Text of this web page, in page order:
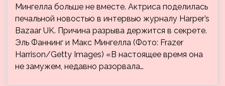
Мингелла больше не вместе. Актриса поделилась
печальной новостью в интервью журналу Harper’s
Bazaar UK. Причина разрыва держится в секрете.
Эль Фаннинг и Макс Мингелла (Фото: Frazer
Harrison/Getty Images) «В настоящее время она
не замужем, недавно разорвала…